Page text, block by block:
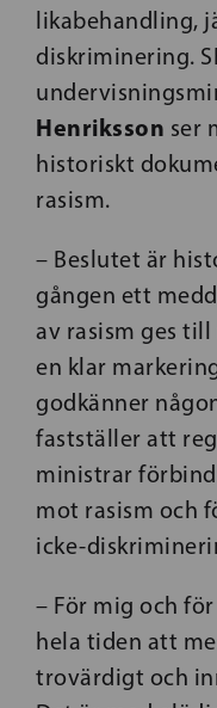
likabehandling,
diskriminering.
Henriksson ser
historiskt
rasism.
– Beslutet är
gången ett
av rasism ges
en klar
godkänner
fastställer att
ministrar
mot rasism och
icke-
– För mig och
hela tiden att
trovärdigt och